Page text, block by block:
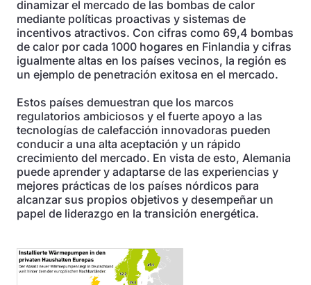
dinamizar el mercado de las bombas de calor
mediante políticas proactivas y sistemas de
incentivos atractivos. Con cifras como 69,4 bombas
de calor por cada 1000 hogares en Finlandia y cifras
igualmente altas en los países vecinos, la región es
un ejemplo de penetración exitosa en el mercado.
Estos países demuestran que los marcos
regulatorios ambiciosos y el fuerte apoyo a las
tecnologías de calefacción innovadoras pueden
conducir a una alta aceptación y un rápido
crecimiento del mercado. En vista de esto, Alemania
puede aprender y adaptarse de las experiencias y
mejores prácticas de los países nórdicos para
alcanzar sus propios objetivos y desempeñar un
papel de liderazgo en la transición energética.